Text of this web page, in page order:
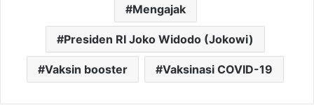
Mengajak
Presiden RI Joko Widodo (Jokowi)
Vaksin booster Vaksinasi COVID-19